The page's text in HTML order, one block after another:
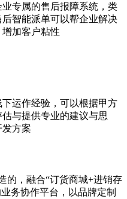
专属的售后报障系统，类
智能派单可以帮企业解决
加客户粘性
运作经验，可以根据甲方
与提供专业的建议与思
方案
的，融合“订货商城+进销存
务协作平台，以品牌定制